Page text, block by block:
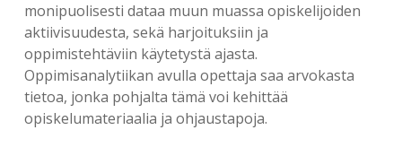
monipuolisesti dataa muun muassa opiskelijoiden
aktiivisuudesta, sekä harjoituksiin ja
oppimistehtäviin käytetystä ajasta.
Oppimisanalytiikan avulla opettaja saa arvokasta
tietoa, jonka pohjalta tämä voi kehittää
opiskelumateriaalia ja ohjaustapoja.